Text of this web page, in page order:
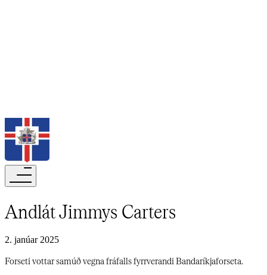
Andlát Jimmys Carters​​​​‌ ‍ ​‍​‍‌‍ ‌ ​‍‌‍‍‌‌‍‌ ‌‍‍‌‌‍ ‍​‍​‍​ ‍‍​‍​‍‌ ​ ‌‍​‌‌‍ ‍‌‍‍‌‌ ‌​‌ ‍‌​‍ ‍‌‍‍‌‌‍ ​‍​‍​‍ ​​‍​‍‌‍‍​‌ ​‍‌‍‌‌‌‍‌‍​‍​‍​ ‍‍​‍​‍‌‍‍​‌ ‌​‌ ‌​‌ ​​‌ ​ ​‍ ​‍ ‌‍‌‍‌‍ ‌ ​‍‌ ​ ‌‍‌‌‌ ‌​‌‍‍‌​‍ ‌‌‍‍‌‌ ​ ‌‍ ​‌‍​‌‌‍ ‍‌‍‌​‌ ​ ​‍ ‍‌ ‌‍‌‍‌‌‌ ​‍‌‍​ ‌‍‌‌‌‍ ​​‍ ‍‌‍​‌‌ ​​‌ ​​​‍ ‌ ​ ‌ ‌​‌ ‌‌‌‍‌​‌‍‍‌‌‍ ​‍ ‌‍‍‌‌‍ ‍‌ ‌​‌‍‌‌‌‍ ‍‌ ‌​​‍ ‌‍‌‌‌‍‌​‌‍‍‌‌ ‌​​‍ ‌‍ ‌‌‍ ‌‍‌​‌‍‌‌​ ‌‌ ​​‌ ​‍‌‍‌‌‌ ​ ‌‍‌‌‌‍ ‍‌ ‌​‌‍​‌‌ ‌​‌‍‍‌‌‍ ‌‍ ‍​ ‍ ‌‍‍‌‌‍‌​​ ‌‌ ​ ‌​‍‌‌​‌​‌‍‍​‌​​‌‌‍‌​‌‍​ ​ ‌‌‌‌‌​‌​​ ‌‌‍​‌‌​ ‌‌‌‌‌​‍‌​ ‌​‌​ ‌​ ​ ‌‌​ ‌‌‌‌‌‍ ​‌​ ‌‌‍ ‍​ ‍ ‌ ‌​‌ ‍‌‌ ​​‌‍‌‌​ ‌‌‍ ‍‌‍‌‌‌ ‌ ‌ ​ ​ ‍ ‌ ​​‌‍​‌‌ ‌​‌‍‍​​ ‌‌ ‌​‌‍‍‌‌ ‌​‌‍ ​‌‍‌‌​ ‌‍​‍‌‍​‌‌ ​ ‌‍‌‌‌‌‌‌‌ ​‍‌‍ ​​ ‌‌‍‍​‌ ‌​‌ ‌​‌ ​​‌ ​ ​‍‌‌​ ​‍‌​‌‍​‍‌‌​ ​‍‌​‌‍‌‍‌‍‌‍ ‌ ​‍‌ ​ ‌‍‌‌‌ ‌​‌‍‍‌​‍ ‌‌‍‍‌‌ ​ ‌‍ ​‌‍​‌‌‍ ‍‌‍‌​‌ ​ ​‍ ‍‌ ‌‍‌‍‌‌‌ ​‍‌‍​ ‌‍‌‌‌‍ ​​‍ ‍‌‍​‌‌ ​​‌ ​​​‍‌‌​ ​‍‌​‌‍‌ ​ ‌ ‌​‌ ‌‌‌‍‌​‌‍‍‌‌‍ ​‍‌‍‌‍‍‌‌‍‌​​ ‌‌ ​ ‌​‍‌‌​‌​‌‍‍​‌​​‌‌‍‌​‌‍​ ​ ‌‌‌‌‌​‌​​ ‌‌‍​‌‌​ ‌‌‌‌‌​‍‌​ ‌​‌​ ‌​ ​ ‌‌​ ‌‌‌‌‌‍ ​‌​ ‌‌‍ ‍​‍‌‍‌ ‌​‌ ‍‌‌ ​​‌‍‌‌​ ‌‌‍ ‍‌‍‌‌‌ ‌ ‌ ​ ​‍‌‍‌ ​​‌‍​‌‌ ‌​‌‍‍​​ ‌‌ ‌​‌‍‍‌‌ ‌​‌‍ ​‌‍‌‌​‍‌‍‌ ​​‌‍‌‌‌ ​‍‌ ​ ‌ ​​‌‍‌‌‌‍​ ‌ ‌​‌‍‍‌‌ ‌‍‌‍‌‌​ ‌‌ ​​‌ ‌‌‌‍​‍‌‍ ​‌‍‍‌‌ ​ ‌‍‍​‌‍‌‌‌‍‌​​‍​‍‌ ‌
2. janúar 2025
Forseti vottar samúð vegna fráfalls fyrrverandi Bandaríkjaforseta.​​​​‌ ‍ ​‍​‍‌‍ ‌ ​‍‌‍‍‌‌‍‌ ‌‍‍‌‌‍ ‍​‍​‍​ ‍‍​‍​‍‌ ​ ‌‍​‌‌‍ ‍‌‍‍‌‌ ‌​‌ ‍‌​‍ ‍‌‍‍‌‌‍ ​‍​‍​‍ ​​‍​‍‌‍‍​‌ ​‍‌‍‌‌‌‍‌‍​‍​‍​ ‍‍​‍​‍‌‍‍​‌ ‌​‌ ‌​‌ ​​‌ ​ ​‍ ​‍ ‌‍‌‍‌‍ ‌ ​‍‌ ​ ‌‍‌‌‌ ‌​‌‍‍‌​‍ ‌‌‍‍‌‌ ​ ‌‍ ​‌‍​‌‌‍ ‍‌‍‌​‌ ​ ​‍ ‍‌ ‌‍‌‍‌‌‌ ​‍‌‍​ ‌‍‌‌‌‍ ​​‍ ‍‌‍​‌‌ ​​‌ ​​​‍ ‌ ​ ‌ ‌​‌ ‌‌‌‍‌​‌‍‍‌‌‍ ​‍ ‌‍‍‌‌‍ ‍‌ ‌​‌‍‌‌‌‍ ‍‌ ‌​​‍ ‌‍‌‌‌‍‌​‌‍‍‌‌ ‌​​‍ ‌‍ ‌‌‍ ‌‍‌​‌‍‌‌​ ‌‌ ​​‌ ​‍‌‍‌‌‌ ​ ‌‍‌‌‌‍ ‍‌ ‌​‌‍​‌‌ ‌​‌‍‍‌‌‍ ‌‍ ‍​ ‍ ‌‍‍‌‌‍‌​​ ‌‌ ​ ‌​‍‌‌​‌​‌‍‍​‌​​‌‌‍‌​‌‍​ ​ ‌‌‌‌‌​‌​​ ‌‌‍​‌‌​ ‌‌‌‌‌​‍‌​ ‌​‌​ ‌​ ​ ‌‌​ ‌‌‌‌‌‍ ​‌​ ‌‌‍ ‍​ ‍ ‌ ‌​‌ ‍‌‌ ​​‌‍‌‌​ ‌‌‍ ‍‌‍‌‌‌ ‌ ‌ ​ ​ ‍ ‌ ​​‌‍​‌‌ ‌​‌‍‍​​ ‌‌‍‌​‌‍‌‌‌ ​ ‌‍​ ‌ ​‍‌‍‍‌‌ ​​‌ ‌​‌‍‍‌‌‍ ‌‍ ‍​ ‌‍​‍‌‍​‌‌ ​ ‌‍‌‌‌‌‌‌‌ ​‍‌‍ ​​ ‌‌‍‍​‌ ‌​‌ ‌​‌ ​​‌ ​ ​‍‌‌​ ​‍‌​‌‍​‍‌‌​ ​‍‌​‌‍‌‍‌‍‌‍ ‌ ​‍‌ ​ ‌‍‌‌‌ ‌​‌‍‍‌​‍ ‌‌‍‍‌‌ ​ ‌‍ ​‌‍​‌‌‍ ‍‌‍‌​‌ ​ ​‍ ‍‌ ‌‍‌‍‌‌‌ ​‍‌‍​ ‌‍‌‌‌‍ ​​‍ ‍‌‍​‌‌ ​​‌ ​​​‍‌‌​ ​‍‌​‌‍‌ ​ ‌ ‌​‌ ‌‌‌‍‌​‌‍‍‌‌‍ ​‍‌‍‌‍‍‌‌‍‌​​ ‌‌ ​ ‌​‍‌‌​‌​‌‍‍​‌​​‌‌‍‌​‌‍​ ​ ‌‌‌‌‌​‌​​ ‌‌‍​‌‌​ ‌‌‌‌‌​‍‌​ ‌​‌​ ‌​ ​ ‌‌​ ‌‌‌‌‌‍ ​‌​ ‌‌‍ ‍​‍‌‍‌ ‌​‌ ‍‌‌ ​​‌‍‌‌​ ‌‌‍ ‍‌‍‌‌‌ ‌ ‌ ​ ​‍‌‍‌ ​​‌‍​‌‌ ‌​‌‍‍​​ ‌‌‍‌​‌‍‌‌‌ ​ ‌‍​ ‌ ​‍‌‍‍‌‌ ​​‌ ‌​‌‍‍‌‌‍ ‌‍ ‍​‍‌‍‌ ​​‌‍‌‌‌ ​‍‌ ​ ‌ ​​‌‍‌‌‌‍​ ‌ ‌​‌‍‍‌‌ ‌‍‌‍‌‌​ ‌‌ ​​‌ ‌‌‌‍​‍‌‍ ​‌‍‍‌‌ ​ ‌‍‍​‌‍‌‌‌‍‌​​‍​‍‌ ‌